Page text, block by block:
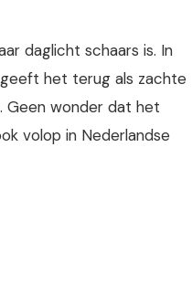
daglicht schaars is. In
het terug als zachte
Geen wonder dat het
volop in Nederlandse